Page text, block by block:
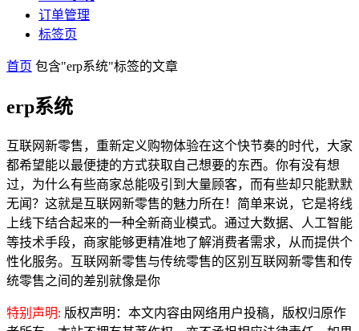
订单管理
标签页
首页 包含"erp系统"标签的文章
erp系统
互联网新零售，重新定义购物体验在这个快节奏的时代，大家
都希望能以最便捷的方式获取自己想要的东西。你有没有想
过，为什么有些商家总能吸引到大量顾客，而有些却只能默默
无闻？这就是互联网新零售的魅力所在！简单来说，它是将线
上线下结合起来的一种全新商业模式。通过大数据、人工智能
等技术手段，商家能够更精准地了解消费者需求，从而提供个
性化服务。互联网新零售与传统零售的区别互联网新零售和传
统零售之间的差别就像是你
特别声明: 版权声明：本文内容由网络用户投稿，版权归原作